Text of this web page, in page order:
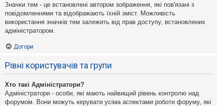
Значки тем - це встановлені автором зображення, які пов'язані з
повідомленнями та відображають їхній зміст. Можливість
використання значків тем залежить від прав доступу, встановлених
адміністратором.
Догори
Рівні користувачів та групи
Хто такі Адміністратори?
Адміністратори - особи, які мають найвищий рівень контролю над
форумом. Вони можуть керувати усіма аспектами роботи форуму, які